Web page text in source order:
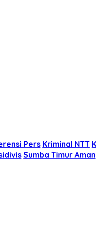
Pers Kriminal NTT
Sumba Timur Aman